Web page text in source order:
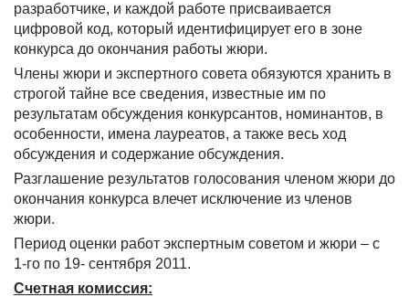
разработчике, и каждой работе присваивается
цифровой код, который идентифицирует его в зоне
конкурса до окончания работы жюри.
Члены жюри и экспертного совета обязуются хранить в
строгой тайне все сведения, известные им по
результатам обсуждения конкурсантов, номинантов, в
особенности, имена лауреатов, а также весь ход
обсуждения и содержание обсуждения.
Разглашение результатов голосования членом жюри до
окончания конкурса влечет исключение из членов
жюри.
Период оценки работ экспертным советом и жюри – с
1-го по 19- сентября 2011.
Счетная комиссия: